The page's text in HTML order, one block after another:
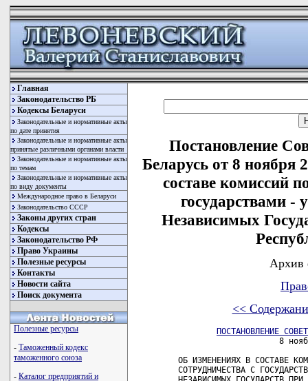
Главная
Законодательство РБ
Кодексы Беларуси
Законодательные и нормативные акты
по дате принятия
Законодательные и нормативные акты
принятые различными органами власти
Законодательные и нормативные акты
по темам
Законодательные и нормативные акты
по виду документы
Международное право в Беларуси
Законодательство СССР
Законы других стран
Кодексы
Законодательство РФ
Право Украины
Полезные ресурсы
Контакты
Новости сайта
Поиск документа
Полезные ресурсы
- Таможенный кодекс
таможенного союза
- Каталог предприятий и
Постановление
Беларусь от 8 ноября
составе комиссий
государствами -
Независимых
Архив
<<
ПОСТАНОВЛЕНИЕ
8
ОБ ИЗМЕНЕНИЯХ В СОСТАВЕ
СОТРУДНИЧЕСТВА С